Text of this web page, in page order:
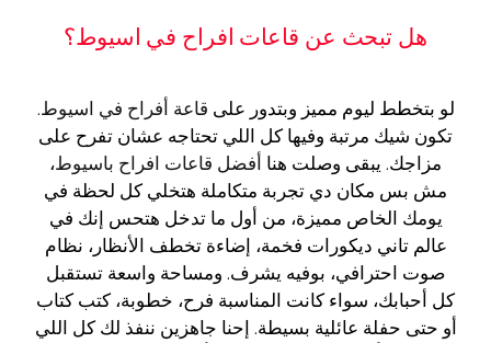
هل تبحث عن قاعات افراح في اسيوط؟
لو بتخطط ليوم مميز وبتدور على قاعة أفراح في اسيوط.
تكون شيك مرتبة وفيها كل اللي تحتاجه عشان تفرح على
مزاجك. يبقى وصلت هنا أفضل قاعات افراح باسيوط،
مش بس مكان دي تجربة متكاملة هتخلي كل لحظة في
يومك الخاص مميزة، من أول ما تدخل هتحس إنك في
عالم تاني ديكورات فخمة، إضاءة تخطف الأنظار، نظام
صوت احترافي، بوفيه يشرف. ومساحة واسعة تستقبل
كل أحبابك، سواء كانت المناسبة فرح، خطوبة، كتب كتاب
أو حتى حفلة عائلية بسيطة. إحنا جاهزين ننفذ لك كل اللي